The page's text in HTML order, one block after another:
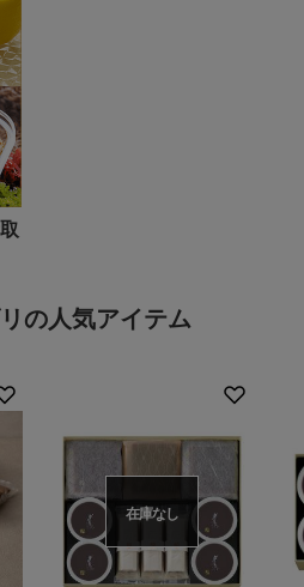
の人気アイテム
在庫なし